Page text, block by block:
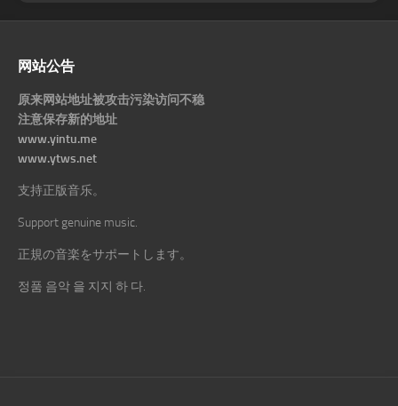
网站公告
原来网站地址被攻击污染访问不稳
注意保存新的地址
www.yintu.me
www.ytws.net
支持正版音乐。
Support genuine music.
正規の音楽をサポートします。
정품 음악 을 지지 하 다.